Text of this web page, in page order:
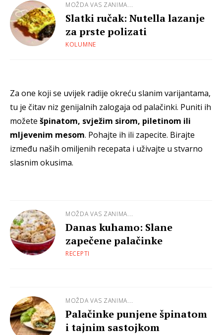
MOŽDA VAS ZANIMA...
Slatki ručak: Nutella lazanje
za prste polizati
KOLUMNE
Za one koji se uvijek radije okreću slanim varijantama,
tu je čitav niz genijalnih zalogaja od palačinki. Puniti ih
možete špinatom, svježim sirom, piletinom ili
mljevenim mesom. Pohajte ih ili zapecite. Birajte
između naših omiljenih recepata i uživajte u stvarno
slasnim okusima.
MOŽDA VAS ZANIMA...
Danas kuhamo: Slane
zapečene palačinke
RECEPTI
MOŽDA VAS ZANIMA...
Palačinke punjene špinatom
i tajnim sastojkom